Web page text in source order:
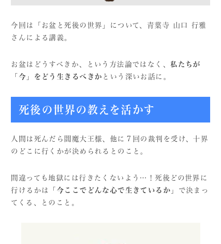
今回は「お盆と死後の世界」について、青葉寺 山口 行雅
さんによる講義。
お盆はどうすべきか、という方法論ではなく、私たちが
「今」をどう生きるべきか という深いお話に。
死後の世界の教えを活かす
人間は死んだら閻魔大王様、他に７回の裁判を受け、十界
のどこに行くかが決められるとのこと。
間違っても地獄には行きたくないよう…！死後どの世界に
行けるかは
「今ここでどんな心で生きているか」
で決まっ
てくる、とのこと。